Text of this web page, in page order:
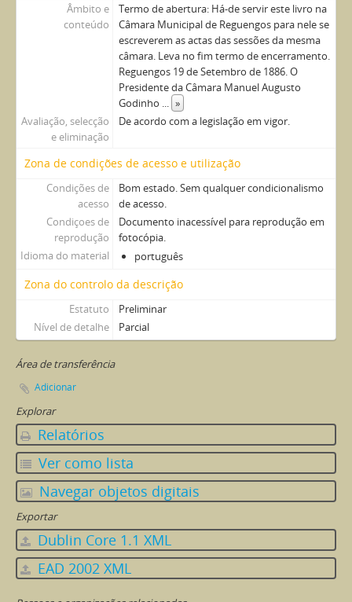
Âmbito e
conteúdo
Termo de abertura: Há-de servir este livro na
Câmara Municipal de Reguengos para nele se
escreverem as actas das sessões da mesma
câmara. Leva no fim termo de encerramento.
Reguengos 19 de Setembro de 1886. O
Presidente da Câmara Manuel Augusto
Godinho ... »
Avaliação, selecção
e eliminação
De acordo com a legislação em vigor.
Zona de condições de acesso e utilização
Condições de
acesso
Bom estado. Sem qualquer condicionalismo
de acesso.
Condiçoes de
reprodução
Documento inacessível para reprodução em
fotocópia.
Idioma do material
português
Zona do controlo da descrição
Estatuto
Preliminar
Nível de detalhe
Parcial
Área de transferência
Adicionar
Explorar
Relatórios
Ver como lista
Navegar objetos digitais
Exportar
Dublin Core 1.1 XML
EAD 2002 XML